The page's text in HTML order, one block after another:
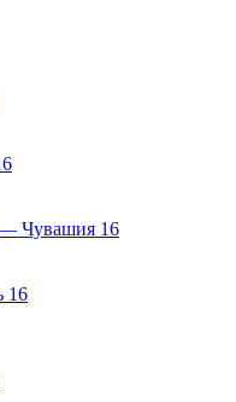
— Чувашия 16
16